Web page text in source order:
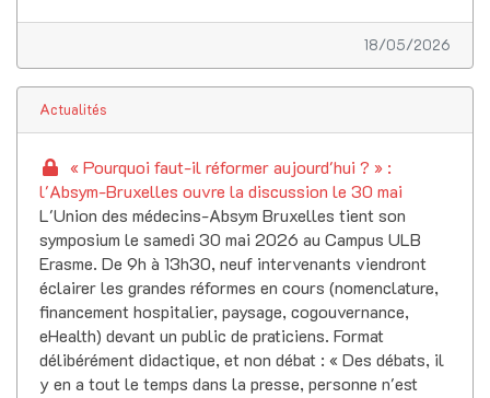
18/05/2026
Actualités
« Pourquoi faut-il réformer aujourd'hui ? » :
l'Absym-Bruxelles ouvre la discussion le 30 mai
L'Union des médecins-Absym Bruxelles tient son
symposium le samedi 30 mai 2026 au Campus ULB
Erasme. De 9h à 13h30, neuf intervenants viendront
éclairer les grandes réformes en cours (nomenclature,
financement hospitalier, paysage, cogouvernance,
eHealth) devant un public de praticiens. Format
délibérément didactique, et non débat : « Des débats, il
y en a tout le temps dans la presse, personne n'est